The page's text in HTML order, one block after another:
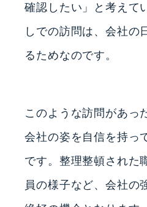
確認したい」と考えて
しでの訪問は、会社の
るためなのです。
このような訪問があっ
会社の姿を自信を持っ
です。整理整頓された
員の様子など、会社の